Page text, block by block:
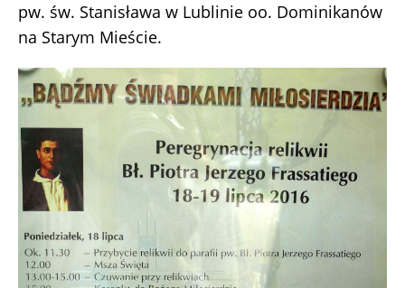
pw. św. Stanisława w Lublinie oo. Dominikanów
na Starym Mieście.